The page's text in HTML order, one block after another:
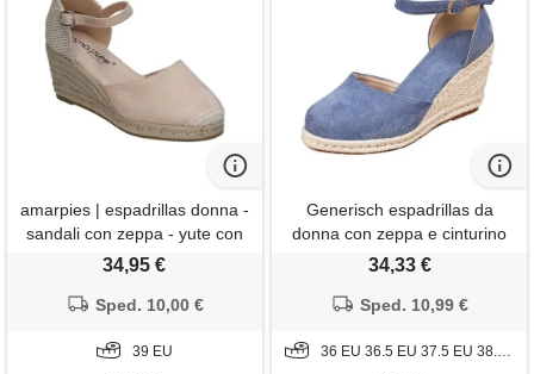
amarpies | espadrillas donna -
sandali con zeppa - yute con
fibbia - espadrilles stilose -
versatili - modello acx26484,
34,95 €
Sped. 10,00 €
39 EU
Generisch espadrillas da
donna con zeppa e cinturino
alla caviglia, sandali chiusi per
passeggiate in città. , stile
34,33 €
Sped. 10,99 €
36 EU 36.5 EU 37.5 EU 38.5 EU 40.5 EU 41 EU